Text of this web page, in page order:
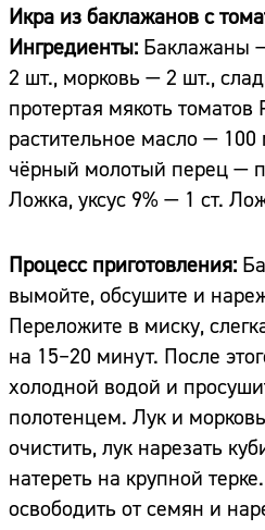
Икра из баклажанов с
Ингредиенты: Баклажаны
2 шт., морковь — 2 шт.,
протертая мякоть
растительное масло —
чёрный молотый перец —
Ложка, уксус 9% — 1 ст.
Процесс приготовления:
вымойте, обсушите и
Переложите в миску,
на 15–20 минут. После
холодной водой и
полотенцем. Лук и
очистить, лук нарезать
натереть на крупной
освободить от семян и